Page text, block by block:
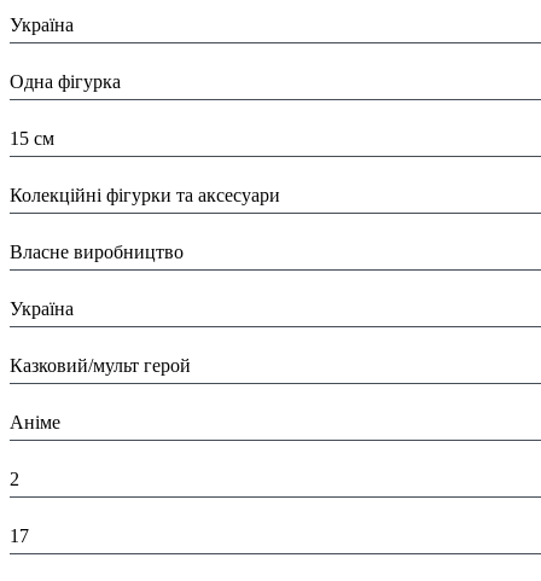
Україна
Одна фігурка
15 см
Колекційні фігурки та аксесуари
Власне виробництво
Україна
Казковий/мульт герой
Аніме
2
17